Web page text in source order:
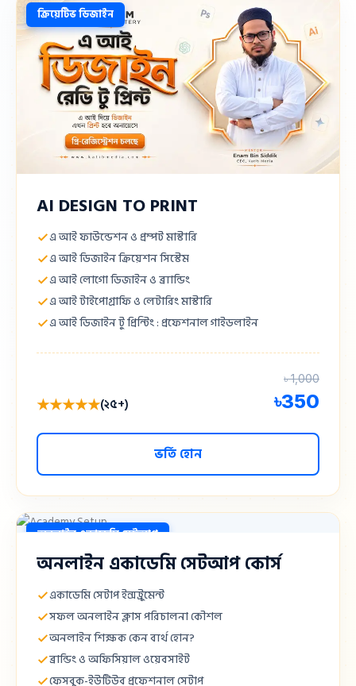
ক্রিয়েটিভ ডিজাইন
AI DESIGN TO PRINT
এ আই ফাউন্ডেশন ও প্রম্পট মাস্টারি
এ আই ডিজাইন ক্রিয়েশন সিস্টেম
এ আই লোগো ডিজাইন ও ব্র্যান্ডিং
এ আই টাইপোগ্রাফি ও লেটারিং মাস্টারি
এ আই ডিজাইন টু প্রিন্টিং : প্রফেশনাল গাইডলাইন
★★★★★(২৫+)
৳ 1,000
৳350
ভর্তি হোন
অনলাইন একাডেমি সেটআপ
অনলাইন একাডেমি সেটআপ কোর্স
একাডেমি সেটাপ ইন্সট্রুমেন্ট
সফল অনলাইন ক্লাস পরিচালনা কৌশল
অনলাইন শিক্ষক কেন ব্যর্থ হোন?
ব্রান্ডিং ও অফিসিয়াল ওয়েবসাইট
ফেসবুক-ইউটিউব প্রফেশনাল সেটাপ